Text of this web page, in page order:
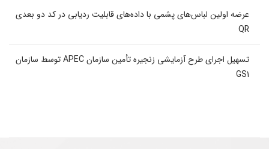
عرضه اولین لباس‌های پشمی با داده‌های قابلیت ردیابی در کد دو بعدی
QR
تسهیل اجرای طرح آزمایشی زنجیره تأمین سازمان APEC توسط سازمان
GS1